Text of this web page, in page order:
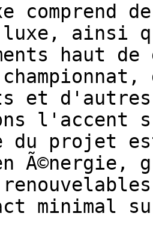
comprend
ainsi
haut
et
du projet
Ã©nergie,
minimal